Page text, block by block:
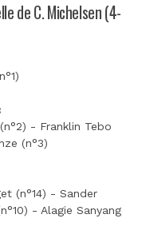
de C. Michelsen (4-
- Franklin Tebo
(n°3)
(n°14) - Sander
- Alagie Sanyang